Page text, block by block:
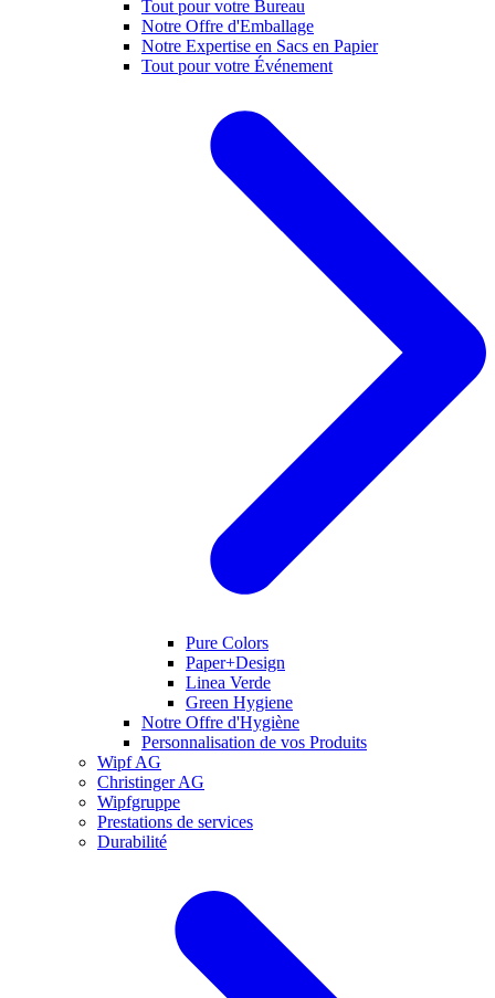
Tout pour votre Bureau
Notre Offre d'Emballage
Notre Expertise en Sacs en Papier
Tout pour votre Événement
Pure Colors
Paper+Design
Linea Verde
Green Hygiene
Notre Offre d'Hygiène
Personnalisation de vos Produits
Wipf AG
Christinger AG
Wipfgruppe
Prestations de services
Durabilité